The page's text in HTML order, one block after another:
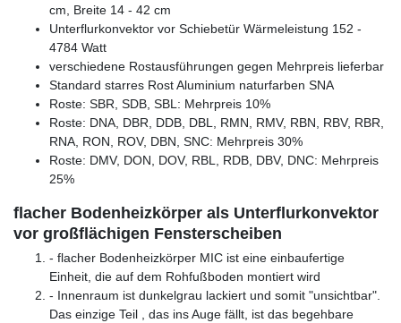
cm, Breite 14 - 42 cm
Unterflurkonvektor vor Schiebetür Wärmeleistung 152 -
4784 Watt
verschiedene Rostausführungen gegen Mehrpreis lieferbar
Standard starres Rost Aluminium naturfarben SNA
Roste: SBR, SDB, SBL: Mehrpreis 10%
Roste: DNA, DBR, DDB, DBL, RMN, RMV, RBN, RBV, RBR,
RNA, RON, ROV, DBN, SNC: Mehrpreis 30%
Roste: DMV, DON, DOV, RBL, RDB, DBV, DNC: Mehrpreis
25%
flacher Bodenheizkörper als Unterflurkonvektor
vor großflächigen Fensterscheiben
- flacher Bodenheizkörper MIC ist eine einbaufertige
Einheit, die auf dem Rohfußboden montiert wird
- Innenraum ist dunkelgrau lackiert und somit "unsichtbar".
Das einzige Teil , das ins Auge fällt, ist das begehbare